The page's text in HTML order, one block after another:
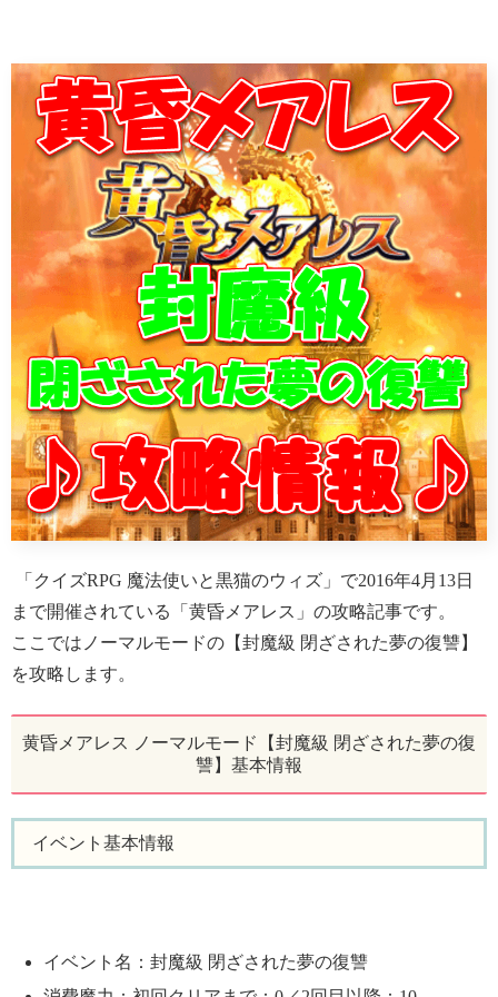
「クイズRPG 魔法使いと黒猫のウィズ」で2016年4月13日
まで開催されている「黄昏メアレス」の攻略記事です。
ここではノーマルモードの【封魔級 閉ざされた夢の復讐】
を攻略します。
黄昏メアレス ノーマルモード【封魔級 閉ざされた夢の復
讐】基本情報
イベント基本情報
イベント名：封魔級 閉ざされた夢の復讐